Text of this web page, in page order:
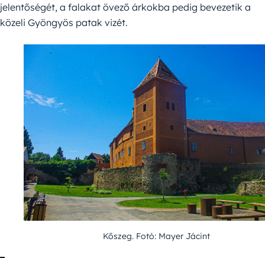
jelentőségét, a falakat övező árkokba pedig bevezetik a
közeli Gyöngyös patak vizét.
Kőszeg. Fotó: Mayer Jácint